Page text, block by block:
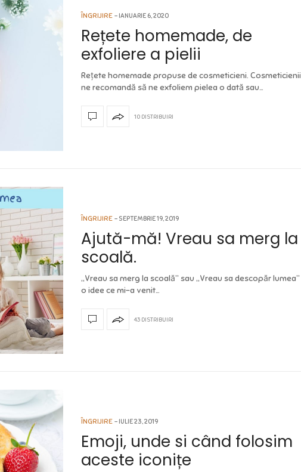
ÎNGRIJIRE IANUARIE 6, 2020
Rețete homemade, de
exfoliere a pielii
Rețete homemade propuse de cosmeticieni. Cosmeticienii
ne recomandă să ne exfoliem pielea o dată sau…
10 DISTRIBUIRI
ÎNGRIJIRE SEPTEMBRIE 19, 2019
Ajută-mă! Vreau sa merg la
scoală.
„Vreau sa merg la scoală” sau „Vreau sa descopăr lumea”
o idee ce mi-a venit…
43 DISTRIBUIRI
ÎNGRIJIRE IULIE 23, 2019
Emoji, unde si când folosim
aceste iconițe